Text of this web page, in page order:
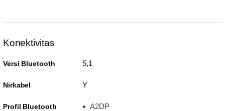
Konektivitas
Versi Bluetooth 5,1
Nirkabel Y
Profil Bluetooth
A2DP